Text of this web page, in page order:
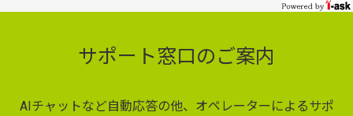
サポート窓口のご案内
AIチャットなど自動応答の他、オペレーターによるサポ